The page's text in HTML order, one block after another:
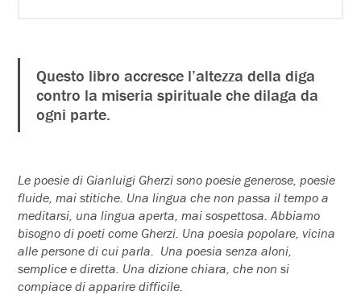
Questo libro accresce l’altezza della diga
contro la miseria spirituale che dilaga da
ogni parte.
Le poesie di Gianluigi Gherzi sono poesie generose, poesie
fluide, mai stitiche. Una lingua che non passa il tempo a
meditarsi, una lingua aperta, mai sospettosa. Abbiamo
bisogno di poeti come Gherzi. Una poesia popolare, vicina
alle persone di cui parla. Una poesia senza aloni,
semplice e diretta. Una dizione chiara, che non si
compiace di apparire difficile.